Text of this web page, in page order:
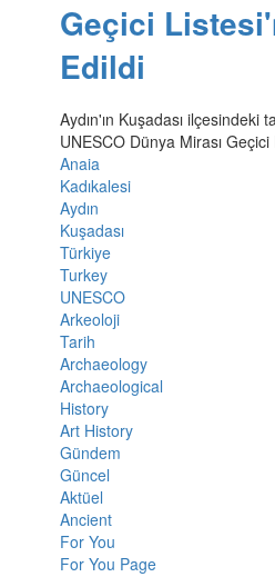
Geçici
Edildi
Aydın'ın Kuşadası ilçesindeki
UNESCO Dünya Mirası
Anaia
Kadıkalesi
Aydın
Kuşadası
Türkiye
Turkey
UNESCO
Arkeoloji
Tarih
Archaeology
Archaeological
History
Art History
Gündem
Güncel
Aktüel
Ancient
For You
For You Page